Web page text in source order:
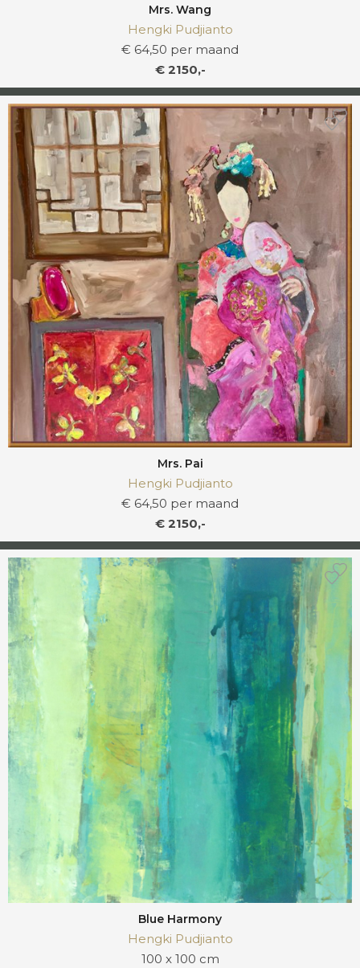
Mrs. Wang
Hengki Pudjianto
€ 64,50 per maand
€ 2150,-
Mrs. Pai
Hengki Pudjianto
€ 64,50 per maand
€ 2150,-
Blue Harmony
Hengki Pudjianto
100 x 100 cm